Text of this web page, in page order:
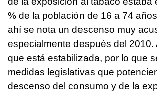
% de la población de 16 a 74
ahí se nota un descenso muy
especialmente después del 2010.
que está estabilizada, por lo que
medidas legislativas que
descenso del consumo y de la